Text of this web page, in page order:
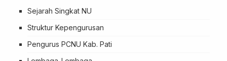
Sejarah Singkat NU
Struktur Kepengurusan
Pengurus PCNU Kab. Pati